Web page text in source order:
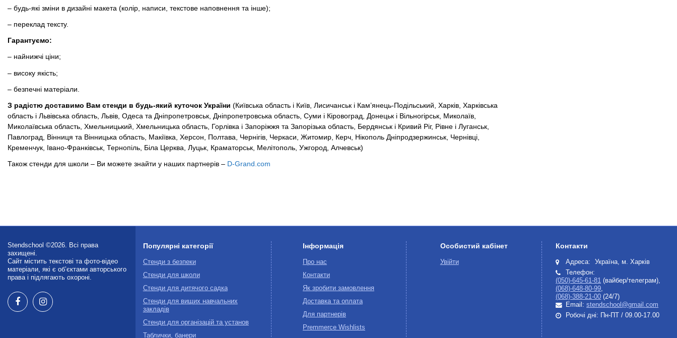
– будь-які зміни в дизайні макета (колір, написи, текстове наповнення та інше);
– переклад тексту.
Гарантуємо:
– найнижчі ціни;
– високу якість;
– безпечні матеріали.
З радістю доставимо Вам стенди в будь-який куточок України (Київська область і Київ, Лисичанськ і Кам’янець-Подільський, Харків, Харківська
область і Львівська область, Львів, Одеса та Дніпропетровськ, Дніпропетровська область, Суми і Кіровоград, Донецьк і Вільногірськ, Миколаїв,
Миколаївська область, Хмельницький, Хмельницька область, Горлівка і Запоріжжя та Запорізька область, Бердянськ і Кривий Ріг, Рівне і Луганськ,
Павлоград, Вінниця та Вінницька область, Макіївка, Херсон, Полтава, Чернігів, Черкаси, Житомир, Керч, Нікополь Дніпродзержинськ, Чернівці,
Кременчук, Івано-Франківськ, Тернопіль, Біла Церква, Луцьк, Краматорськ, Мелітополь, Ужгород, Алчевськ)
Також стенди для школи – Ви можете знайти у наших партнерів – D-Grand.com
Stendschool ©2026. Всі права
захищені.
Сайт містить текстові та фото-відео
матеріали, які є об’єктами авторського
права і підлягають охороні.
Популярні категорії
Стенди з безпеки
Стенди для школи
Стенди для дитячого садка
Стенди для вищих навчальних
закладів
Стенди для організацій та установ
Таблички, банери
Інформація
Про нас
Контакти
Як зробити замовлення
Доставка та оплата
Для партнерів
Premmerce Wishlists
Особистий кабінет
Увійти
Контакти
Адреса:
Україна, м. Харків
Телефон:
(050)-645-61-81 (вайбер/телеграм),
(068)-648-80-99,
(068)-388-21-00 (24/7)
Email:stendschool@gmail.com
Робочі дні: Пн-ПТ / 09.00-17.00